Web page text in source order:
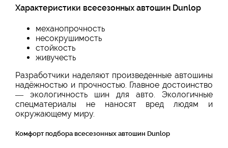
Характеристики всесезонных автошин Dunlop
механопрочность
несокрушимость
стойкость
живучесть
Разработчики наделяют произведенные автошины
надёжностью и прочностью. Главное достоинство
— экологичность шин для авто. Экологичные
спецматериалы не наносят вред людям и
окружающему миру.
Комфорт подбора всесезонных автошин Dunlop